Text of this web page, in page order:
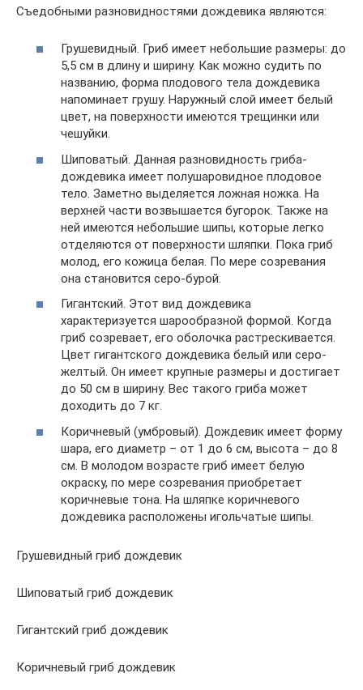
Съедобными разновидностями дождевика являются:
Грушевидный. Гриб имеет небольшие размеры: до
5,5 см в длину и ширину. Как можно судить по
названию, форма плодового тела дождевика
напоминает грушу. Наружный слой имеет белый
цвет, на поверхности имеются трещинки или
чешуйки.
Шиповатый. Данная разновидность гриба-
дождевика имеет полушаровидное плодовое
тело. Заметно выделяется ложная ножка. На
верхней части возвышается бугорок. Также на
ней имеются небольшие шипы, которые легко
отделяются от поверхности шляпки. Пока гриб
молод, его кожица белая. По мере созревания
она становится серо-бурой.
Гигантский. Этот вид дождевика
характеризуется шарообразной формой. Когда
гриб созревает, его оболочка растрескивается.
Цвет гигантского дождевика белый или серо-
желтый. Он имеет крупные размеры и достигает
до 50 см в ширину. Вес такого гриба может
доходить до 7 кг.
Коричневый (умбровый). Дождевик имеет форму
шара, его диаметр – от 1 до 6 см, высота – до 8
см. В молодом возрасте гриб имеет белую
окраску, по мере созревания приобретает
коричневые тона. На шляпке коричневого
дождевика расположены игольчатые шипы.
Грушевидный гриб дождевик
Шиповатый гриб дождевик
Гигантский гриб дождевик
Коричневый гриб дождевик